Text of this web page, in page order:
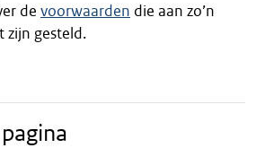
de voorwaarden die aan zo’n
zijn gesteld.